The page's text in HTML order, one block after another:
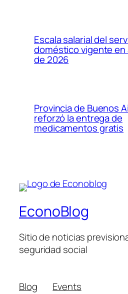
Escala salarial del
doméstico vigente
de 2026
Provincia de Buenos
reforzó la entrega de
medicamentos gratis
EconoBlog
Sitio de noticias
seguridad social
Blog
Events